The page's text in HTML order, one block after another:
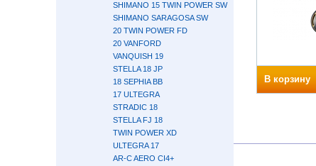
SHIMANO 15 TWIN POWER SW
SHIMANO SARAGOSA SW
20 TWIN POWER FD
20 VANFORD
VANQUISH 19
STELLA 18 JP
18 SEPHIA BB
17 ULTEGRA
STRADIC 18
STELLA FJ 18
TWIN POWER XD
ULTEGRA 17
AR-C AERO CI4+
В корзину